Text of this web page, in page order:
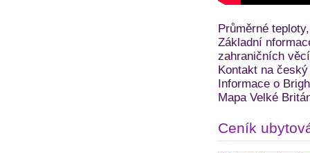
Průměrné
Základní
zahraničních
Kontakt na
Informace o
Mapa Velké
Ceník